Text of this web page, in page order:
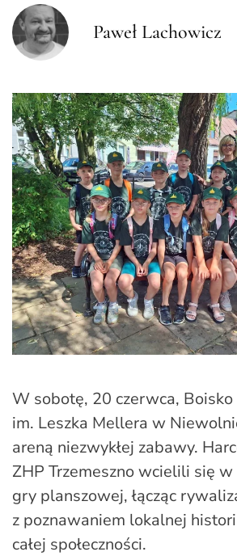
Paweł Lachowicz
W sobotę, 20 czerwca,
im. Leszka Mellera w
areną niezwykłej zabawy.
ZHP Trzemeszno wcielili się
gry planszowej, łącząc
z poznawaniem lokalnej
całej społeczności.